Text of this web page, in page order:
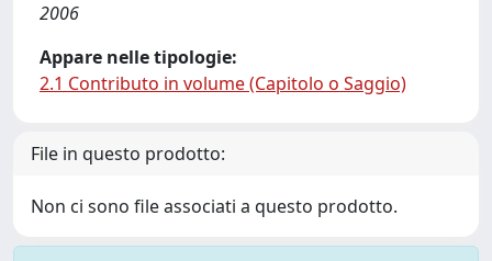
2006
Appare nelle tipologie:
2.1 Contributo in volume (Capitolo o Saggio)
File in questo prodotto:
Non ci sono file associati a questo prodotto.